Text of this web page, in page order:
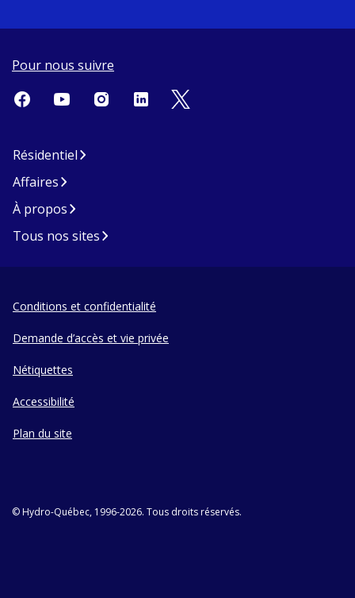
Pour nous suivre
Résidentiel
Affaires
À propos
Tous nos sites
Conditions et confidentialité
Demande d’accès et vie privée
Nétiquettes
Accessibilité
Plan du site
© Hydro-Québec, 1996-2026. Tous droits réservés.